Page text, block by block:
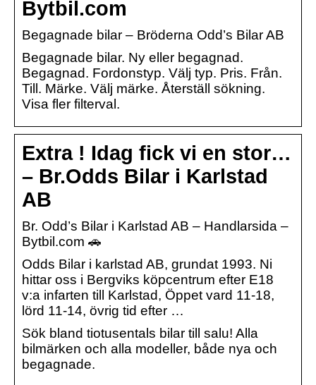
Bytbil.com
Begagnade bilar – Bröderna Odd’s Bilar AB
Begagnade bilar. Ny eller begagnad.
Begagnad. Fordonstyp. Välj typ. Pris. Från.
Till. Märke. Välj märke. Återställ sökning.
Visa fler filterval.
Extra ! Idag fick vi en stor…
– Br.Odds Bilar i Karlstad
AB
Br. Odd’s Bilar i Karlstad AB – Handlarsida –
Bytbil.com 🚗
Odds Bilar i karlstad AB, grundat 1993. Ni
hittar oss i Bergviks köpcentrum efter E18
v:a infarten till Karlstad, Öppet vard 11-18,
lörd 11-14, övrig tid efter …
Sök bland tiotusentals bilar till salu! Alla
bilmärken och alla modeller, både nya och
begagnade.